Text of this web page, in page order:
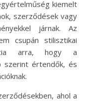
kiemelt
szerződések vagy
járnak. Az
csupán stilisztikai
arra, hogy a
szerint értendők, és
ahol a